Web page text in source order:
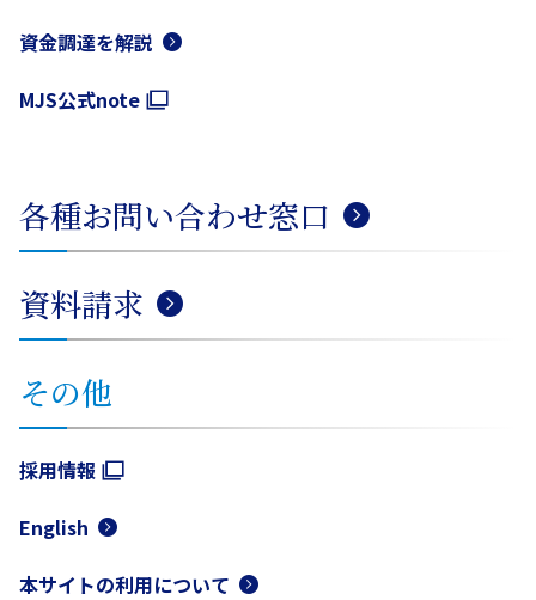
資金調達を解説
MJS公式note
各種お問い合わせ窓口
資料請求
その他
採用情報
English
本サイトの利用について